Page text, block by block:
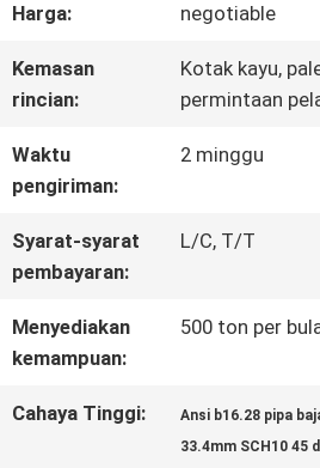
KUALITAS
KAMI
BERITA
MINTA
KUTIPAN
Harga: negotiable
Kemasan
rincian:
Kotak kayu,
permintaan
Waktu
pengiriman:
2 minggu
Syarat-syarat
pembayaran:
L/C, T/T
Menyediakan
kemampuan:
500 ton per
Cahaya Tinggi: Ansi b16.28 pipa
33.4mm SCH10 45